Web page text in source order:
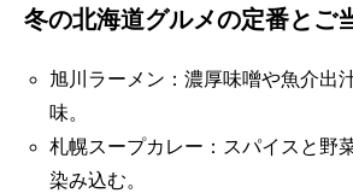
冬の北海道グルメの定番とご
旭川ラーメン：濃厚味噌や魚介出
味。
札幌スープカレー：スパイスと野
染み込む。